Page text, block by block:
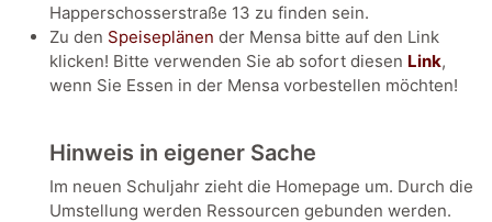
Happerschosserstraße 13 zu finden sein.
Zu den Speiseplänen der Mensa bitte auf den Link
klicken! Bitte verwenden Sie ab sofort diesen Link,
wenn Sie Essen in der Mensa vorbestellen möchten!
Hinweis in eigener Sache
Im neuen Schuljahr zieht die Homepage um. Durch die
Umstellung werden Ressourcen gebunden werden.